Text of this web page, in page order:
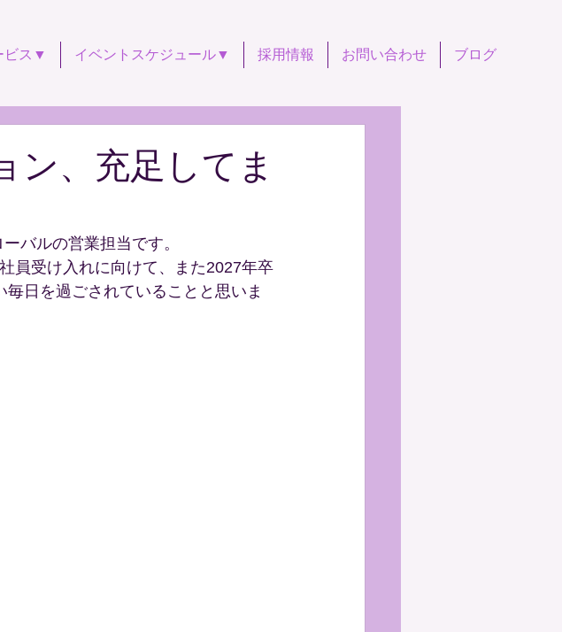
ビス▼ イベントスケジュール▼ 採用情報 お問い合わせ ブログ
ン、充足してま
バルの営業担当です。
員受け入れに向けて、また2027年卒
日を過ごされていることと思いま